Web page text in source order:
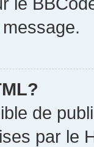
de
par le